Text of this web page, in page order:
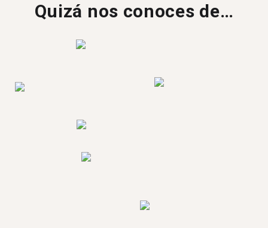
Quizá nos conoces de…